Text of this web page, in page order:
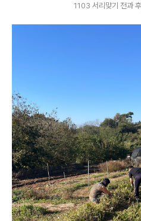
1103 서리맞기 전과